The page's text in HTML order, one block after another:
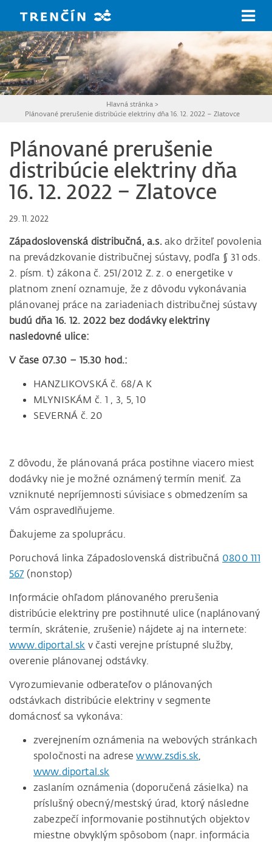
Hlavná stránka >
Plánované prerušenie distribúcie elektriny dňa 16. 12. 2022 – Zlatovce
Plánované prerušenie
distribúcie elektriny dňa
16. 12. 2022 – Zlatovce
29. 11. 2022
Západoslovenská distribučná, a.s.ako držiteľ povolenia
na prevádzkovanie distribučnej sústavy, podľa § 31 ods.
2. písm. t) zákona č. 251/2012 Z. z. o energetike v
platnom znení oznamuje, že z dôvodu vykonávania
plánovanej práce na zariadeniach distribučnej sústavy
budú dňa 16. 12. 2022 bez dodávky elektriny
nasledovné ulice:
V čase 07.30 – 15.30 hod.:
HANZLIKOVSKÁ č. 68/A K
MLYNISKÁM č. 1 , 3, 5, 10
SEVERNÁ č. 20
Z dôvodu, že plánovaná práca postihne viacero miest
dodávky nie je možné oznámený termín meniť. Za
vzniknuté nepríjemnosti súvisiace s obmedzením sa
Vám ospravedlňujeme.
Ďakujeme za spoluprácu.
Poruchová linka Západoslovenská distribučná 0800 111
567 (nonstop)
Informácie ohľadom plánovaného prerušenia
distribúcie elektriny pre postihnuté ulice (naplánovaný
termín, skrátenie, zrušenie) nájdete aj na internete:
www.diportal.sk v časti verejne prístupné služby,
overenie plánovanej odstávky.
Vyrozumievanie odberateľov o plánovaných
odstávkach distribúcie elektriny v segmente
domácnosť sa vykonáva:
zverejnením oznámenia na webových stránkach
spoločnosti na adresewww.zsdis.sk,
www.diportal.sk
zaslaním oznámenia (doporučená zásielka) na
príslušný obecný/mestský úrad, ktorý následne
zabezpečí informovanie postihnutých objektov
miestne obvyklým spôsobom (napr. informácia